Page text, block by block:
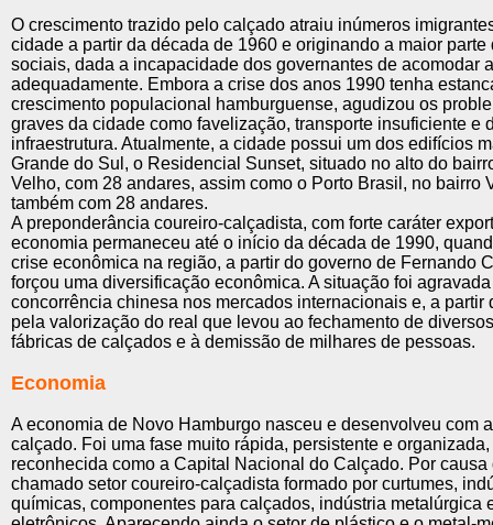
O crescimento trazido pelo calçado atraiu inúmeros
cidade a partir da década de 1960 e originando a maior parte
sociais, dada a incapacidade dos governantes de acomodar
adequadamente. Embora a crise dos anos 1990 tenha
crescimento populacional hamburguense, agudizou os
graves da cidade como favelização, transporte insuficiente e
infraestrutura. Atualmente, a cidade possui um dos edifícios
Grande do Sul, o Residencial Sunset, situado no alto do
Velho, com 28 andares, assim como o Porto Brasil, no bairro
também com 28 andares.
A preponderância coureiro-calçadista, com forte caráter
economia permaneceu até o início da década de 1990,
crise econômica na região, a partir do governo de Fernando
forçou uma diversificação econômica. A situação foi
concorrência chinesa nos mercados internacionais e, a partir
pela valorização do real que levou ao fechamento de
fábricas de calçados e à demissão de milhares de pessoas.
Economia
A economia de Novo Hamburgo nasceu e desenvolveu com
calçado. Foi uma fase muito rápida, persistente e
reconhecida como a Capital Nacional do Calçado. Por causa
chamado setor coureiro-calçadista formado por curtumes,
químicas, componentes para calçados, indústria metalúrgica